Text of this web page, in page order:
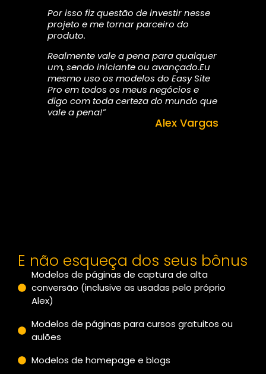
Por isso fiz questão de investir nesse
projeto e me tornar parceiro do
produto.
Realmente vale a pena para qualquer
um, sendo iniciante ou avançado.Eu
mesmo uso os modelos do Easy Site
Pro em todos os meus negócios e
digo com toda certeza do mundo que
vale a pena!”
Alex Vargas
E não esqueça dos seus bônus
Modelos de páginas de captura de alta
conversão (inclusive as usadas pelo próprio
Alex)
Modelos de páginas para cursos gratuitos ou
aulões
Modelos de homepage e blogs